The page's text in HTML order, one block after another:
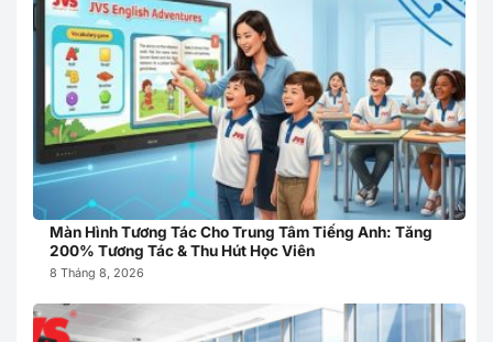
Màn Hình Tương Tác Cho Trung Tâm Tiếng Anh: Tăng
200% Tương Tác & Thu Hút Học Viên
8 Tháng 8, 2026